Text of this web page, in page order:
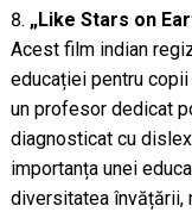
„Like Stars on
Acest film indian
educației pentru
un profesor dedicat
diagnosticat cu
importanța unei
diversitatea învățării,